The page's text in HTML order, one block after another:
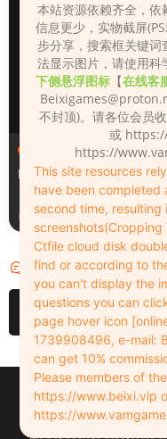
人物（Looks）
Monica_2_2_2
2天前
评论 0
Copyleft © 2022-
创作不易！有能力的同学可
了，您加
本站资源依赖齐全，
信息更少，实物截屏
步分享，搜索框关键
法显示图片，请使用
下侧悬浮图标 【在线客
不封顶)。请各位会员
或
https://
This site resources
have been completed
second time, resulting
Ctfile cloud disk
find or according to
you can't display the
questions you can
page hover icon
1739908496, e-mail:
can get 10%
Please members of
https://www.beixi.vip
https://